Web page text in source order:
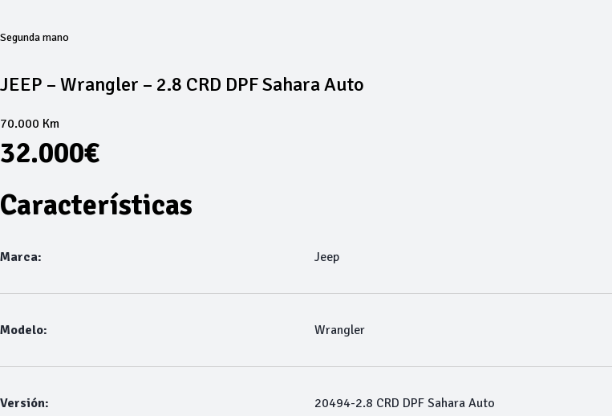
Segunda mano
JEEP – Wrangler – 2.8 CRD DPF Sahara Auto
70.000 Km
32.000€
Características
Marca: Jeep
Modelo: Wrangler
Versión: 20494-2.8 CRD DPF Sahara Auto